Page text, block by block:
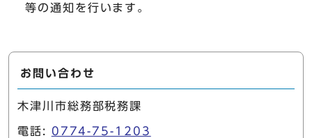
等の通知を行います。
お問い合わせ
木津川市総務部税務課
電話: 0774-75-1203